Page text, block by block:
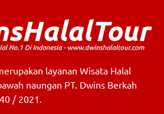
layanan Wisata Halal
naungan PT. Dwins Berkah
/ 2021.